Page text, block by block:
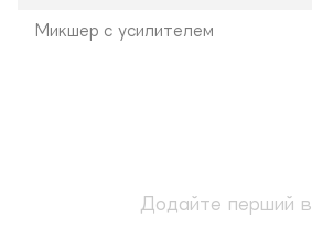
Микшер с усилителем
Додайте перший